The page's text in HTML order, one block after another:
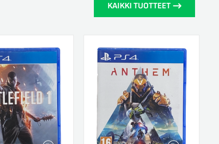
KAIKKI TUOTTEET